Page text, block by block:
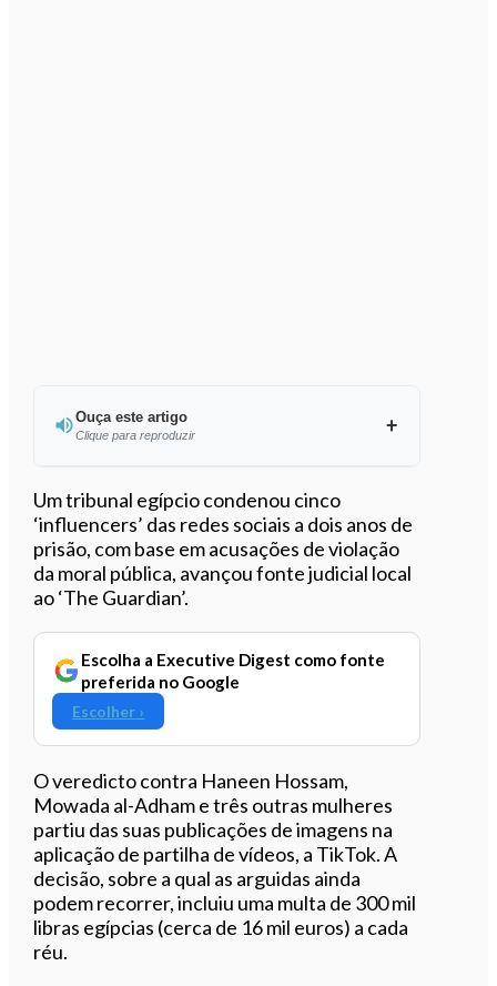
Ouça este artigo
Clique para reproduzir
Ouvir este artigo
Um tribunal egípcio condenou cinco
‘influencers’ das redes sociais a dois anos de
prisão, com base em acusações de violação
da moral pública, avançou fonte judicial local
ao ‘The Guardian’.
Escolha a Executive Digest como fonte
preferida no Google
Escolher ›
O veredicto contra Haneen Hossam,
Mowada al-Adham e três outras mulheres
partiu das suas publicações de imagens na
aplicação de partilha de vídeos, a TikTok. A
decisão, sobre a qual as arguidas ainda
podem recorrer, incluiu uma multa de 300 mil
libras egípcias (cerca de 16 mil euros) a cada
réu.